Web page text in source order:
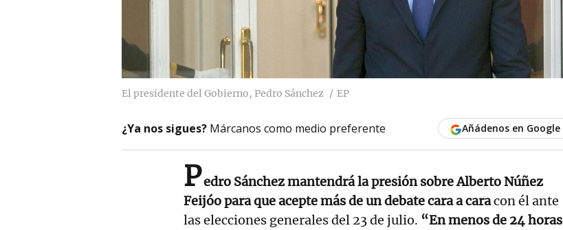
El presidente del Gobierno, Pedro Sánchez EP
¿Ya nos sigues? Márcanos como medio preferente Añádenos en Google
Pedro Sánchez mantendrá la presión sobre Alberto Núñez
Feijóo para que acepte más de un debate cara a caracon él ante
las elecciones generales del 23 de julio. “En menos de 24 horas